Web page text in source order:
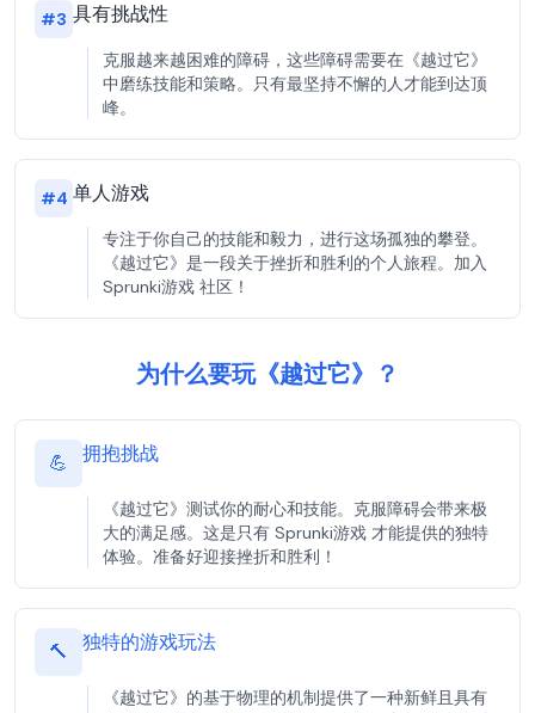
#3 具有挑战性
克服越来越困难的障碍，这些障碍需要在《越过它》
中磨练技能和策略。只有最坚持不懈的人才能到达顶
峰。
#4 单人游戏
专注于你自己的技能和毅力，进行这场孤独的攀登。
《越过它》是一段关于挫折和胜利的个人旅程。加入
Sprunki游戏 社区！
为什么要玩《越过它》？
💪 拥抱挑战
《越过它》测试你的耐心和技能。克服障碍会带来极
大的满足感。这是只有 Sprunki游戏 才能提供的独特
体验。准备好迎接挫折和胜利！
🔨 独特的游戏玩法
《越过它》的基于物理的机制提供了一种新鲜且具有